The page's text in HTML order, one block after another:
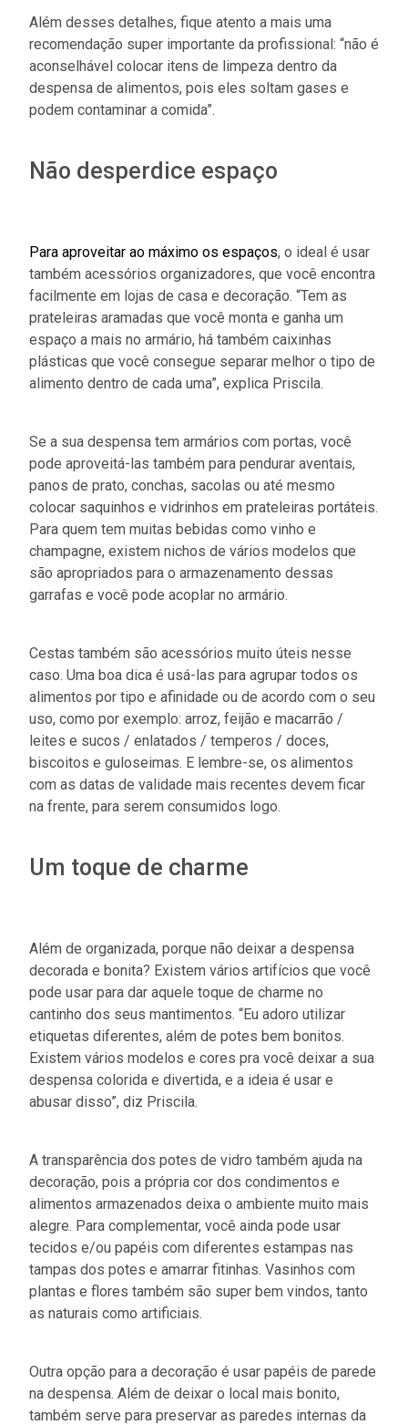
Além desses detalhes, fique atento a mais uma
recomendação super importante da profissional: “não é
aconselhável colocar itens de limpeza dentro da
despensa de alimentos, pois eles soltam gases e
podem contaminar a comida”.
Não desperdice espaço
Para aproveitar ao máximo os espaços, o ideal é usar
também acessórios organizadores, que você encontra
facilmente em lojas de casa e decoração. “Tem as
prateleiras aramadas que você monta e ganha um
espaço a mais no armário, há também caixinhas
plásticas que você consegue separar melhor o tipo de
alimento dentro de cada uma”, explica Priscila.
Se a sua despensa tem armários com portas, você
pode aproveitá-las também para pendurar aventais,
panos de prato, conchas, sacolas ou até mesmo
colocar saquinhos e vidrinhos em prateleiras portáteis.
Para quem tem muitas bebidas como vinho e
champagne, existem nichos de vários modelos que
são apropriados para o armazenamento dessas
garrafas e você pode acoplar no armário.
Cestas também são acessórios muito úteis nesse
caso. Uma boa dica é usá-las para agrupar todos os
alimentos por tipo e afinidade ou de acordo com o seu
uso, como por exemplo: arroz, feijão e macarrão /
leites e sucos / enlatados / temperos / doces,
biscoitos e guloseimas. E lembre-se, os alimentos
com as datas de validade mais recentes devem ficar
na frente, para serem consumidos logo.
Um toque de charme
Além de organizada, porque não deixar a despensa
decorada e bonita? Existem vários artifícios que você
pode usar para dar aquele toque de charme no
cantinho dos seus mantimentos. “Eu adoro utilizar
etiquetas diferentes, além de potes bem bonitos.
Existem vários modelos e cores pra você deixar a sua
despensa colorida e divertida, e a ideia é usar e
abusar disso”, diz Priscila.
A transparência dos potes de vidro também ajuda na
decoração, pois a própria cor dos condimentos e
alimentos armazenados deixa o ambiente muito mais
alegre. Para complementar, você ainda pode usar
tecidos e/ou papéis com diferentes estampas nas
tampas dos potes e amarrar fitinhas. Vasinhos com
plantas e flores também são super bem vindos, tanto
as naturais como artificiais.
Outra opção para a decoração é usar papéis de parede
na despensa. Além de deixar o local mais bonito,
também serve para preservar as paredes internas da